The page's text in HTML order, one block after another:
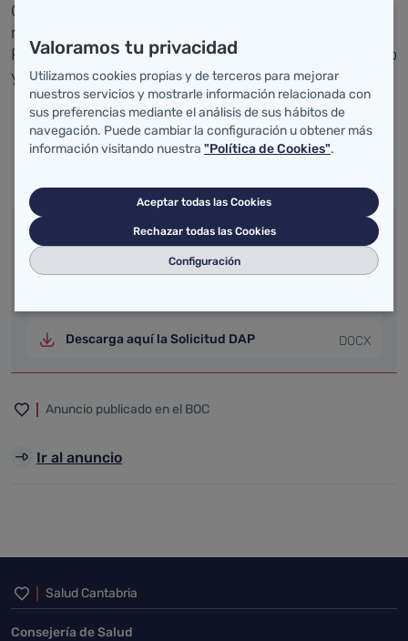
General de la Consejería de Salud competente en
materia de formación - Dirección General de
Planificación, Ordenación, Gestión del conocimiento
y Salud Digital.
Anexos: Solicitud DAP y Certificado de Experiencia
Profesional
Descarga aquí la Solicitud DAP DOCX
Anuncio publicado en el BOC
Ir al anuncio
Inicio del pie de página
Salud Cantabria
Consejería de Salud
Valoramos tu privacidad
Utilizamos cookies propias y de terceros para mejorar
nuestros servicios y mostrarle información relacionada con
sus preferencias mediante el análisis de sus hábitos de
navegación. Puede cambiar la configuración u obtener más
información visitando nuestra "Política de Cookies".
Aceptar todas las Cookies
Rechazar todas las Cookies
Configuración